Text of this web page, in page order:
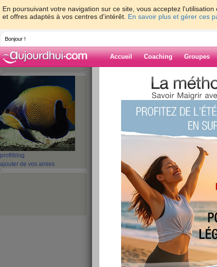
En poursuivant votre navigation sur ce site, vous acceptez
et offres adaptés à vos centres d'intérêt. En savoir plus et gérer ces
Bonjour !
Accueil Coaching Groupes
profil blog
ajouter de vos amies
> CALIMERO123
Blog de
Suiv. ›
Je m’appelle...
publié le 16/06/2008 à 09:08
Je m’appelle...florence, j'ai 45 ans. Je viens
fumeuse), j'ai pris 8 kl, ce qui fait que je pèse
tout, de plus j'ai un soucis de cholestérol,
attention à toute mon alimentation.Il faut par
mais ça n'est pas facile d'arrêter en même
lire la suite